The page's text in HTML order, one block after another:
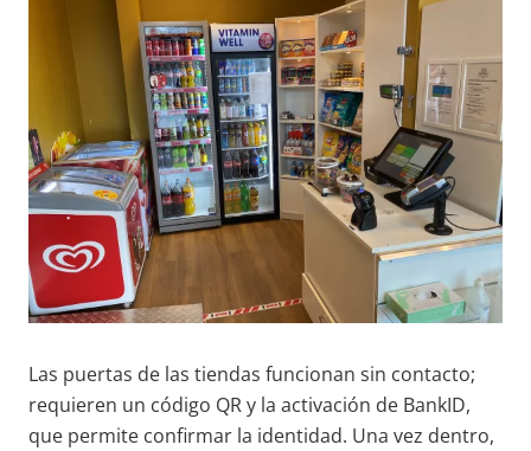
Las puertas de las tiendas funcionan sin contacto;
requieren un código QR y la activación de BankID,
que permite confirmar la identidad. Una vez dentro,